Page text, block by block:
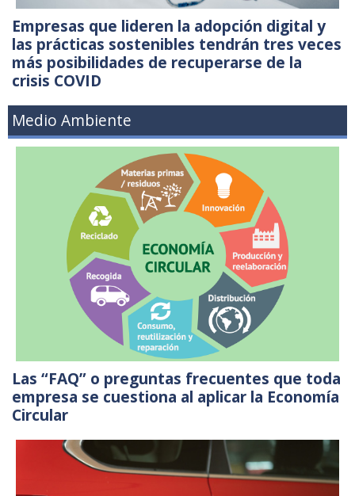
Empresas que lideren la adopción digital y
las prácticas sostenibles tendrán tres veces
más posibilidades de recuperarse de la
crisis COVID
Medio Ambiente
Las “FAQ” o preguntas frecuentes que toda
empresa se cuestiona al aplicar la Economía
Circular